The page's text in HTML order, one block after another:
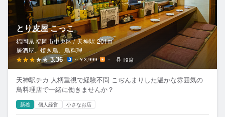
とり皮屋 こっこ
福岡県 福岡市中央区 / 天神駅 201m
居酒屋、焼き鳥、鳥料理
3.36 ～￥3,999 － 19席
天神駅チカ 人柄重視で経験不問 こぢんまりした温かな雰囲気の
鳥料理店で一緒に働きませんか？
新着 個人経営 小さなお店